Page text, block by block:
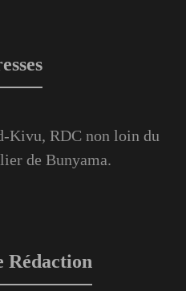
Kivu, RDC non loin du
de Bunyama.
Rédaction